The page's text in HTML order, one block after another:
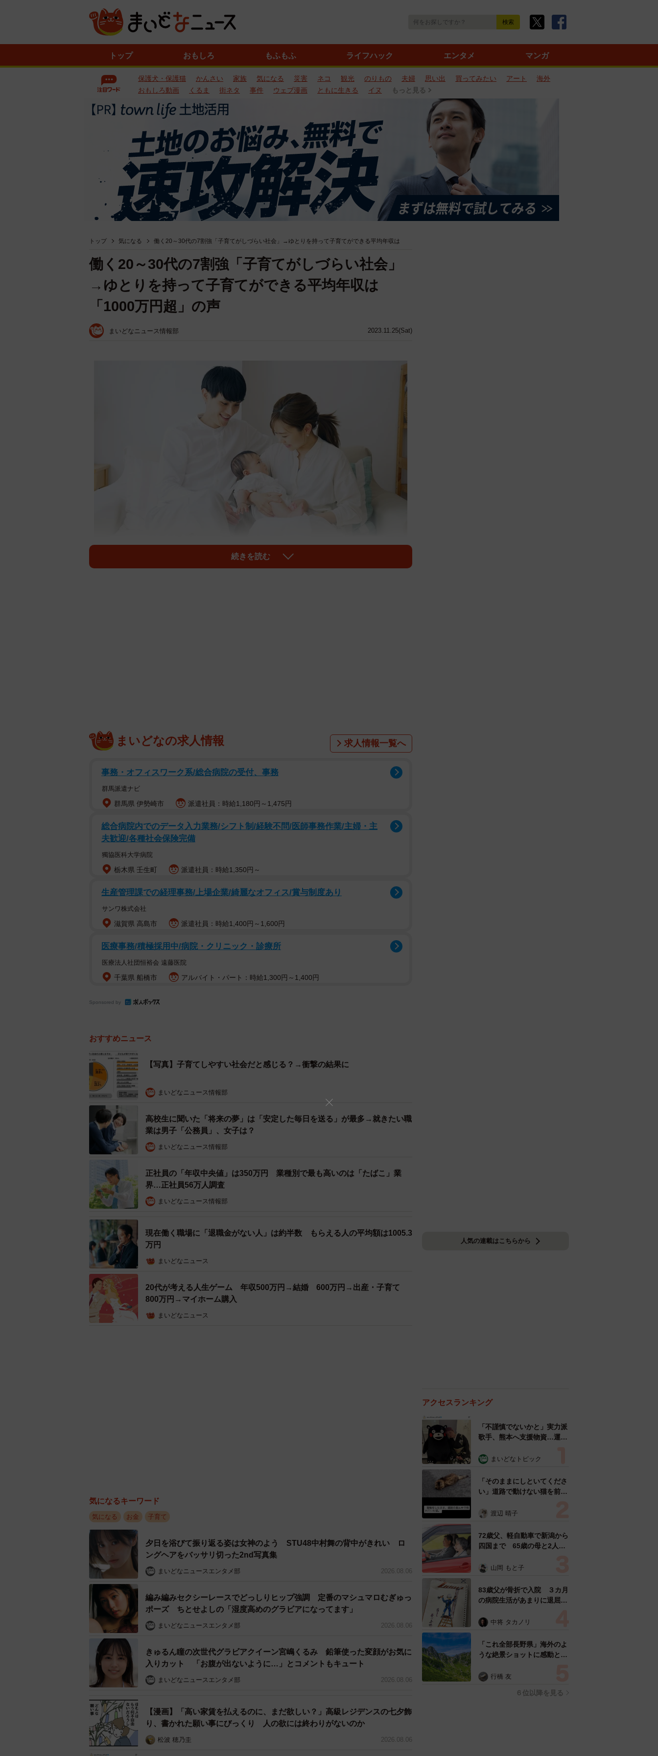
トップ おもしろ もふもふ ライフハック エンタメ マンガ
保護犬・保護猫 かんさい 家族 気になる 災害 ネコ 観光 のりもの 夫婦 思い出 買ってみたい アート
海外
おもしろ動画
くるま 街ネタ 事件 ウェブ漫画 ともに生きる イヌ もっと見る
トップ 気になる 働く20～30代の7割強「子育てがしづらい社会」→ゆとりを持って子育てができる平均年収は
2023.11.25(Sat)
働く20～30代の7割強「子育てがしづらい社会」
→ゆとりを持って子育てができる平均年収は
「1000万円超」の声
まいどなニュース情報部
2/7
調査によると、全体の71.8％が「将来子どもが欲しいと思う」（とても思う28.4%・思う
22.0%・どちらかといえば思う21.4%）と回答。さらに、87.9%の人が「共働きはした方が
いいと思う」（とても思う37.9%・思う22.7%・どちらかといえば思う27.3%）と回答して
います。
3/7
続けて、「共働きはした方がいい」と答えた399人にその理由を複数回答可で聞いたとこ
ろ、「経済的なリスクが分散できる」（76.4%）が最も多く、次いで「世帯収入が増える」
（67.4%）、「将来的に貯蓄の余裕が出る」（65.7%）といった回答が上位に挙げられまし
た。また、「共働きを想定する場合にパートナーに求める理想の年収額」を答えてもらった
ところ、平均額は「646.1万円」、中央値が「560万円」、最頻値が「600万円」となってい
ます。
次に、全回答者に対して、「子どもを持つことへの経済的な不安の有無」を聞いたところ、
87.0%の人が「ある」（とてもある38.4%・ある27.5%・どちらかといえばある21.1%）と回
答。「経済的な不安がある」と答えた395人にその理由を複数回答で答えてもらったとこ
ろ、「教育費が十分に確保できない」（52.4%）、「他の支出や返済で精一杯」
（45.8%）、「保育料や食費の高騰」（43.8%）といった回答が上位に並びました。
続きを読む
まいどなの求人情報 求人情報一覧へ
事務・オフィスワーク系/総合病院の受付、事務
群馬派遣ナビ
群馬県 伊勢崎市 派遣社員：時給1,180円～1,475円
総合病院内でのデータ入力業務/シフト制/経験不問/医師事務作業/主婦・主
夫歓迎/各種社会保険完備
獨協医科大学病院
栃木県 壬生町 派遣社員：時給1,350円～
生産管理課での経理事務/上場企業/綺麗なオフィス/賞与制度あり
サンワ株式会社
滋賀県 高島市 派遣社員：時給1,400円～1,600円
医療事務/積極採用中/病院・クリニック・診療所
医療法人社団恒裕会 遠藤医院
千葉県 船橋市 アルバイト・パート：時給1,300円～1,400円
Sponsored by
おすすめニュース
【写真】子育てしやすい社会だと感じる？→衝撃の結果に
まいどなニュース情報部
高校生に聞いた「将来の夢」は「安定した毎日を送る」が最多→就きたい職
業は男子「公務員」、女子は？
まいどなニュース情報部
正社員の「年収中央値」は350万円 業種別で最も高いのは「たばこ」業
界…正社員56万人調査
まいどなニュース情報部
現在働く職場に「退職金がない人」は約半数 もらえる人の平均額は1005.3
万円
まいどなニュース
20代が考える人生ゲーム 年収500万円→結婚 600万円→出産・子育て
800万円→マイホーム購入
まいどなニュース
気になるキーワード
気になる お金 子育て
夕日を浴びて振り返る姿は女神のよう STU48中村舞の背中がきれい ロ
ングヘアをバッサリ切った2nd写真集
まいどなニュースエンタメ部 2026.08.06
編み編みセクシーレースでどっしりヒップ強調 定番のマシュマロむぎゅっ
ポーズ ちとせよしの「湿度高めのグラビアになってます」
まいどなニュースエンタメ部 2026.08.06
きゅるん瞳の次世代グラビアクイーン宮嶋くるみ 鉛筆使った変顔がお気に
入りカット 「お腹が出ないように…」とコメントもキュート
まいどなニュースエンタメ部 2026.08.06
【漫画】「高い家賃を払えるのに、まだ欲しい？」高級レジデンスの七夕飾
り、書かれた願い事にびっくり 人の欲には終わりがないのか
松波 穂乃圭 2026.08.06
人気の連載はこちらから
アクセスランキング
「不謹慎でないかと」実力派
歌手、熊本へ支援物資…運搬
めらい 「痛いほど伝わる」
まいどなトピック
「そのままにしといてくださ
い」道路で動けない猫を前に
ようとした4日間 「命の重
表の訴え
渡辺 晴子
72歳父、軽自動車で新潟から
四国まで 65歳の母と2人で
憩まで分刻み… 「大学生で
山岡 もと子
83歳父が骨折で入院 ３カ月
の病院生活があまりに退屈で
い！」→スケッチブックを見
すよ…」
中将 タカノリ
「これ全部長野県」海外のよ
うな絶景ショットに感動と反
ったんだって気づいた」
行橋 友
６位以降を見る